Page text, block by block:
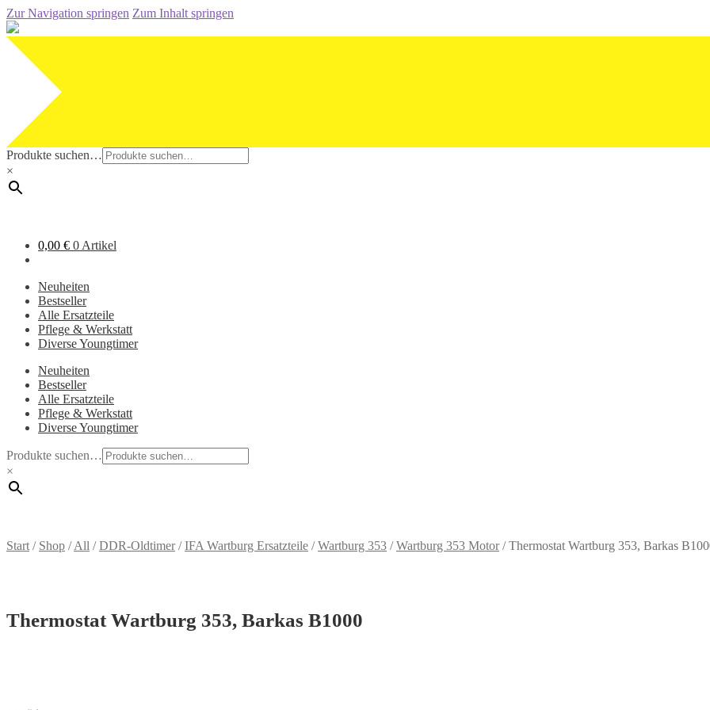
Zur Navigation springen Zum Inhalt springen
Produkte suchen…
×
0,00 € 0 Artikel
Neuheiten
Bestseller
Alle Ersatzteile
Pflege & Werkstatt
Diverse Youngtimer
Neuheiten
Bestseller
Alle Ersatzteile
Pflege & Werkstatt
Diverse Youngtimer
Produkte suchen…
×
Start / Shop /All /DDR-Oldtimer/IFA Wartburg Ersatzteile /Wartburg 353 /Wartburg 353 Motor/Thermostat Wartburg 353, Barkas
Thermostat Wartburg 353, Barkas B1000